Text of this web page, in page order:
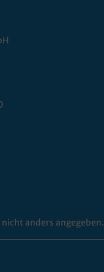
anders angegeben.